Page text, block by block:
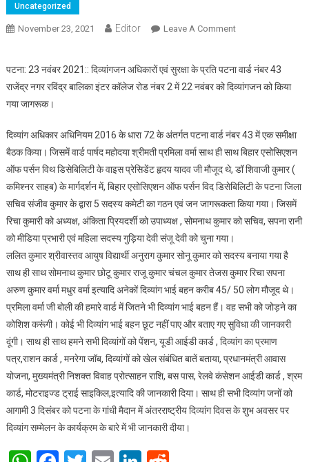
Uncategorized
November 23, 2021 Editor Leave A CommentOn दिव्यांग जागरूकता
पटना: 23 नवंबर 2021:: दिव्यांगजन अधिकारों एवं सुरक्षा के प्रति पटना वार्ड नंबर 43
राजेंद्र नगर रविंद्र बालिका इंटर कॉलेज रोड नंबर 2 में 22 नवंबर को दिव्यांगजन को किया
गया जागरूक।
दिव्यांग अधिकार अधिनियम 2016 के धारा 72 के अंतर्गत पटना वार्ड नंबर 43 में एक समीक्षा
बैठक किया। जिसमें वार्ड पार्षद महोदया श्रीमती प्रमिला वर्मा साथ ही साथ बिहार एसोसिएशन
ऑफ पर्सन विथ डिसेबिलिटी के वाइस प्रेसिडेंट हृदय यादव जी मौजूद थे, डॉ शिवाजी कुमार (
कमिश्नर साहब) के मार्गदर्शन में, बिहार एसोसिएशन ऑफ पर्सन विद डिसेबिलिटी के पटना जिला
सचिव संजीव कुमार के द्वारा 5 सदस्य कमेटी का गठन एवं जन जागरूकता किया गया। जिसमें
रिचा कुमारी को अध्यक्ष, अंकिता प्रियदर्शी को उपाध्यक्ष , सोमनाथ कुमार को सचिव, सपना रानी
को मीडिया प्रभारी एवं महिला सदस्य गुड़िया देवी संजू देवी को चुना गया।
ललित कुमार श्रीवास्तव आयुष विद्यार्थी अनुराग कुमार सोनू कुमार को सदस्य बनाया गया है
साथ ही साथ सोमनाथ कुमार छोटू कुमार राजू कुमार चंचल कुमार तेजस कुमार रिचा सपना
अरुण कुमार वर्मा मधुर वर्मा इत्यादि अनेकों दिव्यांग भाई बहन करीब 45/ 50 लोग मौजूद थे।
प्रमिला वर्मा जी बोली की हमारे वार्ड में जितने भी दिव्यांग भाई बहन हैं। वह सभी को जोड़ने का
कोशिश करूंगी। कोई भी दिव्यांग भाई बहन छूट नहीं पाए और बताए गए सुविधा की जानकारी
दूंगी। साथ ही साथ हमने सभी दिव्यांगों को पेंशन, यूडी आईडी कार्ड , दिव्यांग का प्रमाण
पत्र,राशन कार्ड , मनरेगा जॉब, दिव्यांगों को खेल संबंधित बातें बताया, प्रधानमंत्री आवास
योजना, मुख्यमंत्री निशक्त विवाह प्रोत्साहन राशि, बस पास, रेलवे कंसेशन आईडी कार्ड , श्रम
कार्ड, मोटराइज्ड ट्राई साइकिल,इत्यादि की जानकारी दिया। साथ ही सभी दिव्यांग जनों को
आगामी 3 दिसंबर को पटना के गांधी मैदान में अंतरराष्ट्रीय दिव्यांग दिवस के शुभ अवसर पर
दिव्यांग सम्मेलन के कार्यक्रम के बारे में भी जानकारी दीया।